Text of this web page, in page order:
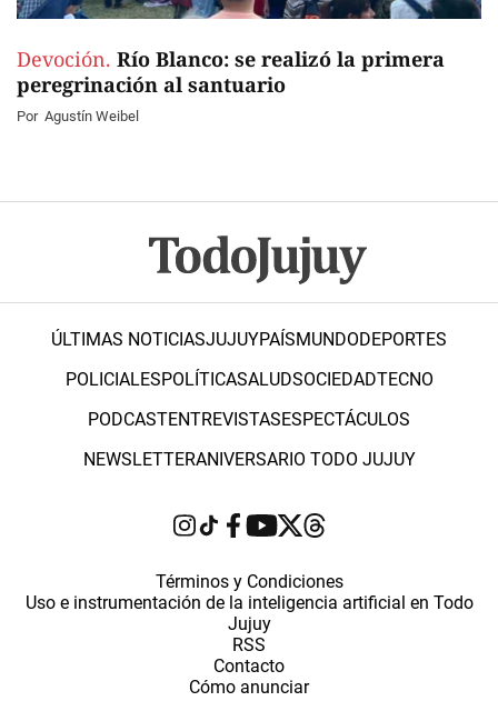
Devoción. Río Blanco: se realizó la primera
peregrinación al santuario
Por Agustín Weibel
ÚLTIMAS NOTICIASJUJUYPAÍSMUNDODEPORTES
POLICIALESPOLÍTICASALUDSOCIEDADTECNO
PODCASTENTREVISTASESPECTÁCULOS
NEWSLETTERANIVERSARIO TODO JUJUY
Términos y Condiciones
Uso e instrumentación de la inteligencia artificial en Todo
Jujuy
RSS
Contacto
Cómo anunciar